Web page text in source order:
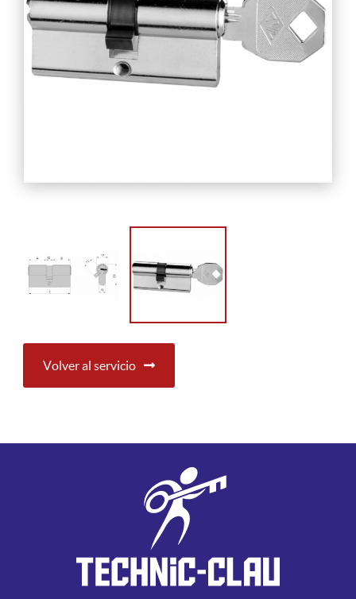
Volver al servicio